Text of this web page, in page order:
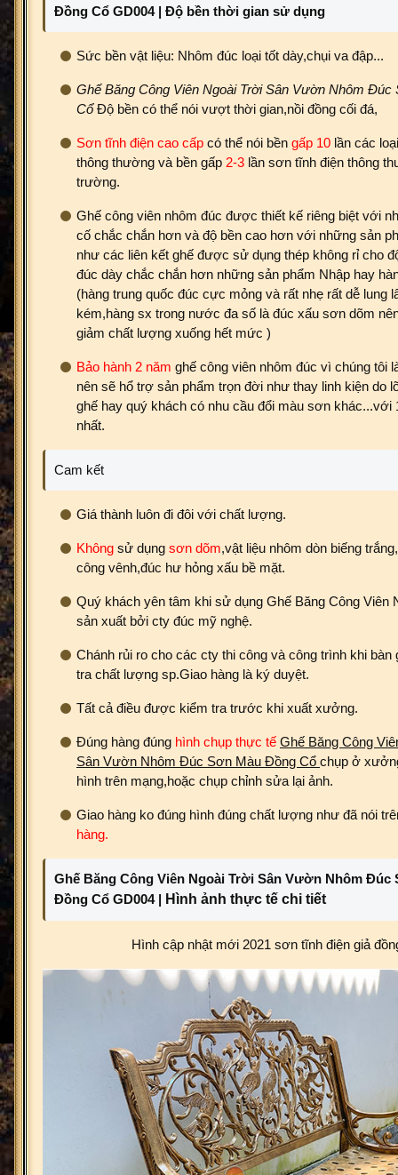
Đồng Cổ GD004 | Độ bền thời gian sử dụng
Sức bền vật liệu: Nhôm đúc loại tốt dày,chụi va đập...
Ghế Băng Công Viên Ngoài Trời Sân Vườn Nhôm Đúc
CổĐộ bền có thể nói vượt thời gian,nồi đồng cối đá,
Sơn tĩnh điện cao cấp có thể nói bền gấp 10 lần các
thông thường và bền gấp 2-3 lần sơn tĩnh điện thông
trường.
Ghế công viên nhôm đúc được thiết kế riêng biệt với
cố chắc chắn hơn và độ bền cao hơn với những sản
như các liên kết ghế được sử dụng thép không rỉ cho
đúc dày chắc chắn hơn những sản phẩm Nhập hay
(hàng trung quốc đúc cực mỏng và rất nhẹ rất dễ lung
kém,hàng sx trong nước đa số là đúc xấu sơn dõm
giảm chất lượng xuống hết mức )
Bảo hành 2 năm ghế công viên nhôm đúc vì chúng tôi
nên sẽ hổ trợ sản phẩm trọn đời như thay linh kiện do
ghế hay quý khách có nhu cầu đổi màu sơn khác...với
nhất.
Cam kết
Giá thành luôn đi đôi với chất lượng.
Không sử dụng sơn dõm,vật liệu nhôm dòn biếng
công vênh,đúc hư hỏng xấu bề mặt.
Quý khách yên tâm khi sử dụng Ghế Băng Công Viên
sản xuất bởi cty đúc mỹ nghệ.
Chánh rủi ro cho các cty thi công và công trình khi bàn
tra chất lượng sp.Giao hàng là ký duyệt.
Tất cả điều được kiểm tra trước khi xuất xưởng.
Đúng hàng đúng hình chụp thực tế Ghế Băng Công
Sân Vườn Nhôm Đúc Sơn Màu Đồng Cổ​ chụp ở
hình trên mạng,hoặc chụp chỉnh sửa lại ảnh.
Giao hàng ko đúng hình đúng chất lượng như đã nói
hàng.
Ghế Băng Công Viên Ngoài Trời Sân Vườn Nhôm Đúc
Đồng Cổ GD004 | Hình ảnh thực tế chi tiết
Hình cập nhật mới 2021 sơn tĩnh điện giả